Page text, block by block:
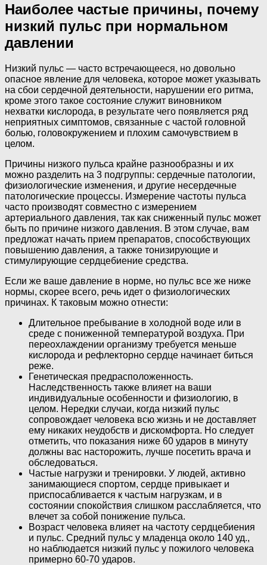
Наиболее частые причины, почему
низкий пульс при нормальном
давлении
Низкий пульс — часто встречающееся, но довольно
опасное явление для человека, которое может указывать
на сбои сердечной деятельности, нарушении его ритма,
кроме этого такое состояние служит виновником
нехватки кислорода, в результате чего появляется ряд
неприятных симптомов, связанные с частой головной
болью, головокружением и плохим самочувствием в
целом.
Причины низкого пульса крайне разнообразны и их
можно разделить на 3 подгруппы: сердечные патологии,
физиологические изменения, и другие несердечные
патологические процессы. Измерение частоты пульса
часто производят совместно с измерением
артериального давления, так как сниженный пульс может
быть по причине низкого давления. В этом случае, вам
предложат начать прием препаратов, способствующих
повышению давления, а также тонизирующие и
стимулирующие сердцебиение средства.
Если же ваше давление в норме, но пульс все же ниже
нормы, скорее всего, речь идет о физиологических
причинах. К таковым можно отнести:
Длительное пребывание в холодной воде или в
среде с пониженной температурой воздуха. При
переохлаждении организму требуется меньше
кислорода и рефлекторно сердце начинает биться
реже.
Генетическая предрасположенность.
Наследственность также влияет на ваши
индивидуальные особенности и физиологию, в
целом. Нередки случаи, когда низкий пульс
сопровождает человека всю жизнь и не доставляет
ему никаких неудобств и дискомфорта. Но следует
отметить, что показания ниже 60 ударов в минуту
должны вас насторожить, лучше посетить врача и
обследоваться.
Частые нагрузки и тренировки. У людей, активно
занимающиеся спортом, сердце привыкает и
приспосабливается к частым нагрузкам, и в
состоянии спокойствия слишком расслабляется, что
влечет за собой понижение пульса.
Возраст человека влияет на частоту сердцебиения
и пульс. Средний пульс у младенца около 140 уд.,
но наблюдается низкий пульс у пожилого человека
примерно 60-70 ударов.